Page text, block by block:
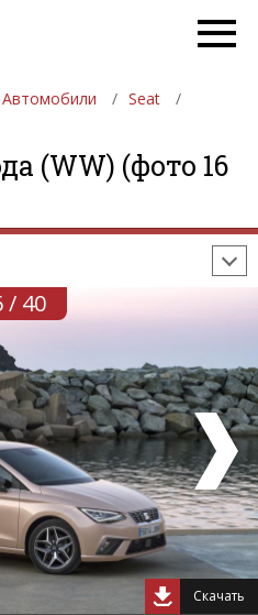
Автомобили
Seat
(WW) (фото 16
ДЕВУШКИ
/ 40
Скачать